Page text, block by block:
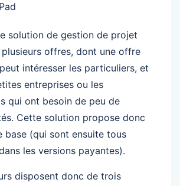
solution de gestion de projet
offres, dont une offre
intéresser les particuliers, et
entreprises ou les
qui ont besoin de peu de
Cette solution propose donc
base (qui sont ensuite tous
les versions payantes).
disposent donc de trois